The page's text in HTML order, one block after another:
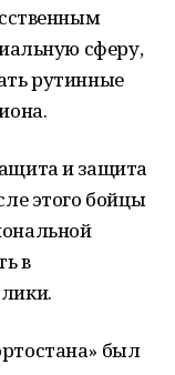
сферу,
рутинные
и защита
этого бойцы
в
был